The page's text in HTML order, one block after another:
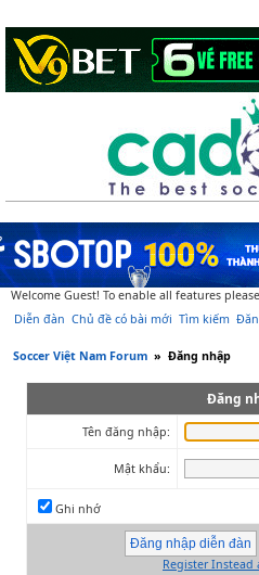
Welcome Guest! To enable all features please
Diễn đàn Chủ đề có bài mới Tìm kiếm
Soccer Việt Nam Forum » Đăng nhập
Đăng
Tên đăng nhập:
Mật khẩu:
Ghi nhớ
Register Instead